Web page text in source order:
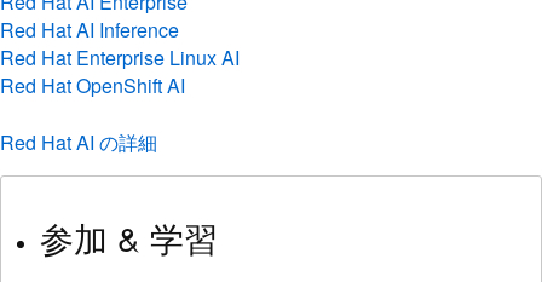
Red Hat AI Inference
Red Hat Enterprise Linux AI
Red Hat OpenShift AI
Red Hat AI の詳細
参加 & 学習